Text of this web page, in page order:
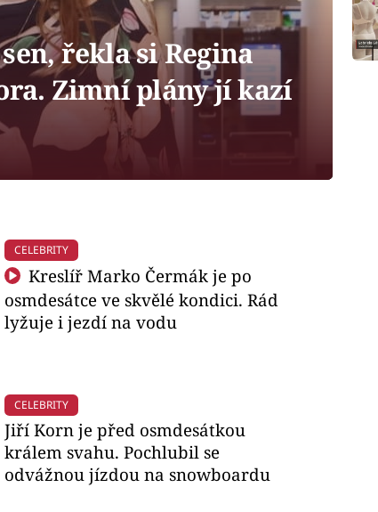
řekla si Regina
Zimní plány jí kazí
CELEBRITY
Kreslíř Marko Čermák je po
osmdesátce ve skvělé kondici. Rád
lyžuje i jezdí na vodu
CELEBRITY
Jiří Korn je před osmdesátkou
králem svahu. Pochlubil se
odvážnou jízdou na snowboardu